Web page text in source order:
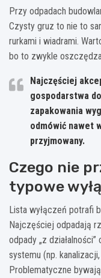
Przy odpadach
Czysty gruz to nie to
rurkami i wiadrami.
bo to zwykle
Najczęściej
gospodarstwa
zapakowania
odmówić nawet
przyjmowany.
Czego nie
typowe
Lista wyłączeń potrafi
Najczęściej odpadają
odpady „z
systemu (np.
Problematyczne